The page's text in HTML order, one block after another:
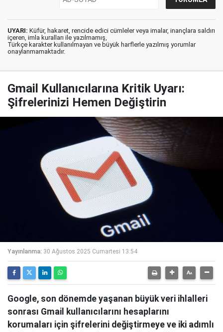
UYARI: Küfür, hakaret, rencide edici cümleler veya imalar, inançlara saldırı
içeren, imla kuralları ile yazılmamış,
Türkçe karakter kullanılmayan ve büyük harflerle yazılmış yorumlar
onaylanmamaktadır.
Gmail Kullanıcılarına Kritik Uyarı:
Şifrelerinizi Hemen Değiştirin
Yayınlanma: 30 Ağustos 2025 Cumartesi 13:54
Google, son dönemde yaşanan büyük veri ihlalleri
sonrası Gmail kullanıcılarını hesaplarını
korumaları için şifrelerini değiştirmeye ve iki adımlı